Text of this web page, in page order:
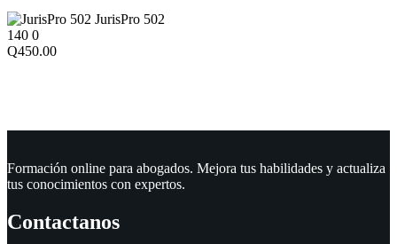
JurisPro 502
140 0
Q450.00
Formación online para abogados. Mejora tus habilidades y actualiza
tus conocimientos con expertos.
Contactanos